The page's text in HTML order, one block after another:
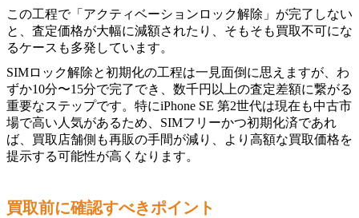
この工程で「アクティベーションロック解除」が完了しない
と、査定価格が大幅に減額されたり、そもそも買取不可にな
るケースも多発しています。
SIMロック解除と初期化の工程は一見面倒に思えますが、わ
ずか10分〜15分で完了でき、数千円以上の査定差額に繋がる
重要なステップです。特にiPhone SE 第2世代は現在も中古市
場で高い人気があるため、SIMフリーかつ初期化済であれ
ば、買取店舗側も再販の手間が減り、より高額な買取価格を
提示する可能性が高くなります。
買取前に確認すべきポイント